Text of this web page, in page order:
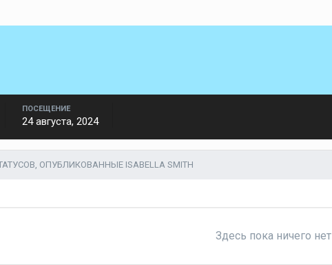
ПОСЕЩЕНИЕ
24 августа, 2024
ОПУБЛИКОВАННЫЕ ISABELLA SMITH
Здесь пока ничего нет